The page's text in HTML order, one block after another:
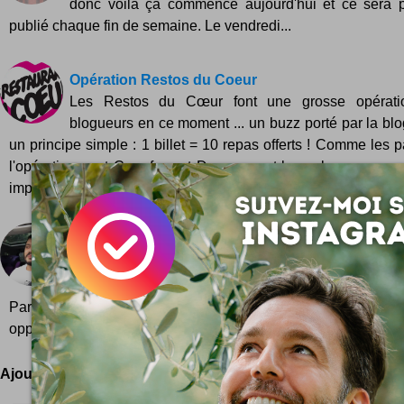
donc voilà ça commence aujourd'hui et ce sera
publié chaque fin de semaine. Le vendredi...
Opération Restos du Coeur
Les Restos du Cœur font une grosse
blogueurs en ce moment ... un buzz porté par la
un principe simple : 1 billet = 10 repas offerts ! Comme les
l'opération sont Carrefour et Danone, ont les salue au
implicat...
Get in Tech : interview
Une folle envie de rendez-vous avec
déguster sur la terrasse ou au coin du feu ? Voici
Parfois, vous dénichez une perle numérique au détour
opportun. Ce fut le cas pour ma récen...
Ajoutez votre avis !